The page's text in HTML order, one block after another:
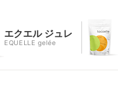
エクエル ジュレ
EQUELLE gelée